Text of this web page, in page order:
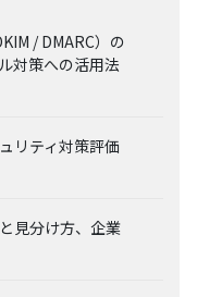
/ DMARC）の
対策への活用法
リティ対策評価
見分け方、企業